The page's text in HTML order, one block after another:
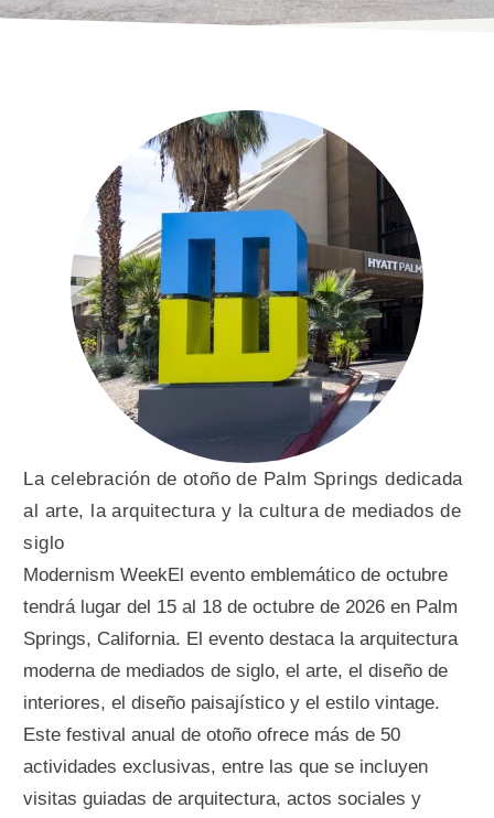
La celebración de otoño de Palm Springs dedicada
al arte, la arquitectura y la cultura de mediados de
siglo
Modernism WeekEl evento emblemático de octubre
tendrá lugar del 15 al 18 de octubre de 2026 en Palm
Springs, California. El evento destaca la arquitectura
moderna de mediados de siglo, el arte, el diseño de
interiores, el diseño paisajístico y el estilo vintage.
Este festival anual de otoño ofrece más de 50
actividades exclusivas, entre las que se incluyen
visitas guiadas de arquitectura, actos sociales y